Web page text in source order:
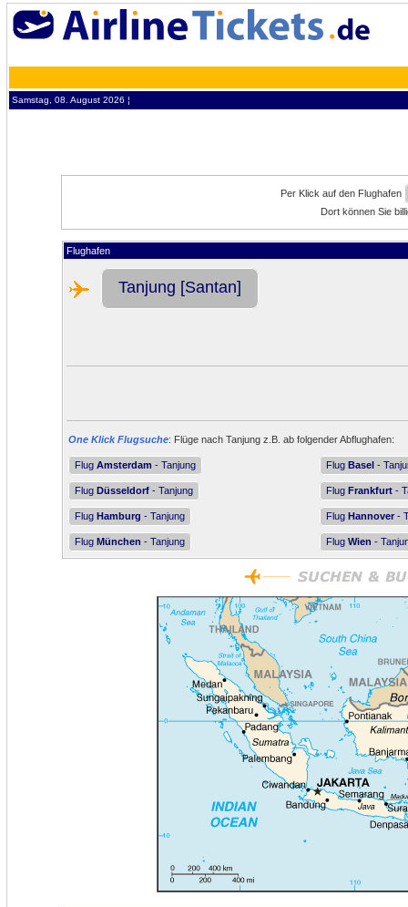
Samstag, 08. August 2026 ¦
Per Klick auf den Flughafen
Dort können Sie
Flughafen
Tanjung [Santan]
One Klick Flugsuche: Flüge nach Tanjung z.B. ab folgender Abflughafen:
Flug Amsterdam - Tanjung Flug Basel -
Flug Düsseldorf - Tanjung Flug Frankfurt -
Flug Hamburg - Tanjung Flug Hannover -
Flug München - Tanjung Flug Wien -